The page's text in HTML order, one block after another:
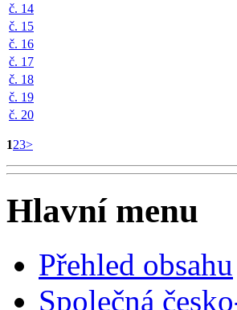
č. 14
č. 15
č. 16
č. 17
č. 18
č. 19
č. 20
123>
Hlavní menu
Přehled obsahu
Společná